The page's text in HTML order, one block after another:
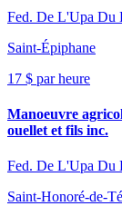
Fed. De L'Upa Du
Saint-Épiphane
17 $ par heure
Manoeuvre
ouellet et fils inc.
Fed. De L'Upa Du
Saint-Honoré-de-